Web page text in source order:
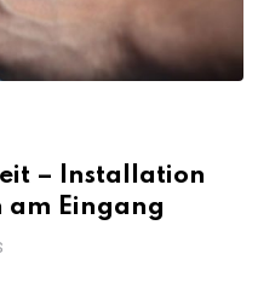
– Installation
am Eingang